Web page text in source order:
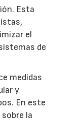
Esta
el
de
medidas
y
En este
la